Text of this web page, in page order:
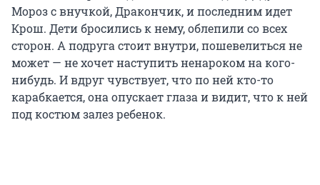
Мороз с внучкой, Дракончик, и последним идет
Крош. Дети бросились к нему, облепили со всех
сторон. А подруга стоит внутри, пошевелиться не
может — не хочет наступить ненароком на кого-
нибудь. И вдруг чувствует, что по ней кто-то
карабкается, она опускает глаза и видит, что к ней
под костюм залез ребенок.